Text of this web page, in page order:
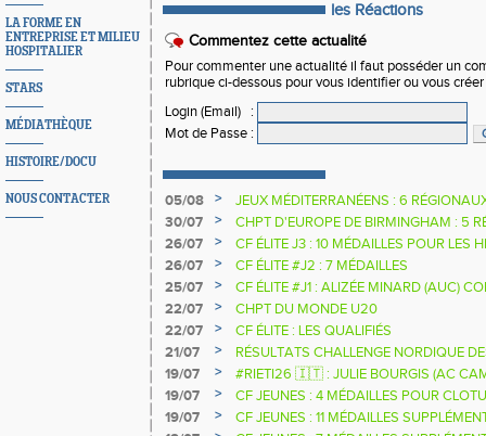
LA FORME EN
ENTREPRISE ET MILIEU
HOSPITALIER
STARS
MÉDIATHÈQUE
HISTOIRE/DOCU
NOUS CONTACTER
les Réactions
Commentez cette actualité
Pour commenter une actualité il faut posséder un
rubrique ci-dessous pour vous identifier ou vous
Login (Email)
:
Mot de Passe :
05/08 >
JEUX MÉDITERRANÉENS : 6
30/07
>
CHPT D'EUROPE DE BIRMINGHAM : 5
26/07
>
CF ÉLITE J3 : 10 MÉDAILLES POUR LES
26/07
>
CF ÉLITE #J2 : 7 MÉDAILLES
25/07
>
CF ÉLITE #J1 : ALIZÉE MINARD (AUC)
NATIONALE
22/07 >
CHPT DU MONDE U20
22/07
>
CF ÉLITE : LES QUALIFIÉS
21/07
>
RÉSULTATS CHALLENGE NORDIQUE
2025 2026
19/07 >
#RIETI26 🇮🇹 : JULIE BOURGIS (AC
D'EUROPE U18 DE LA PERCHE
19/07 >
CF JEUNES : 4 MÉDAILLES POUR
19/07
>
CF JEUNES : 11 MÉDAILLES